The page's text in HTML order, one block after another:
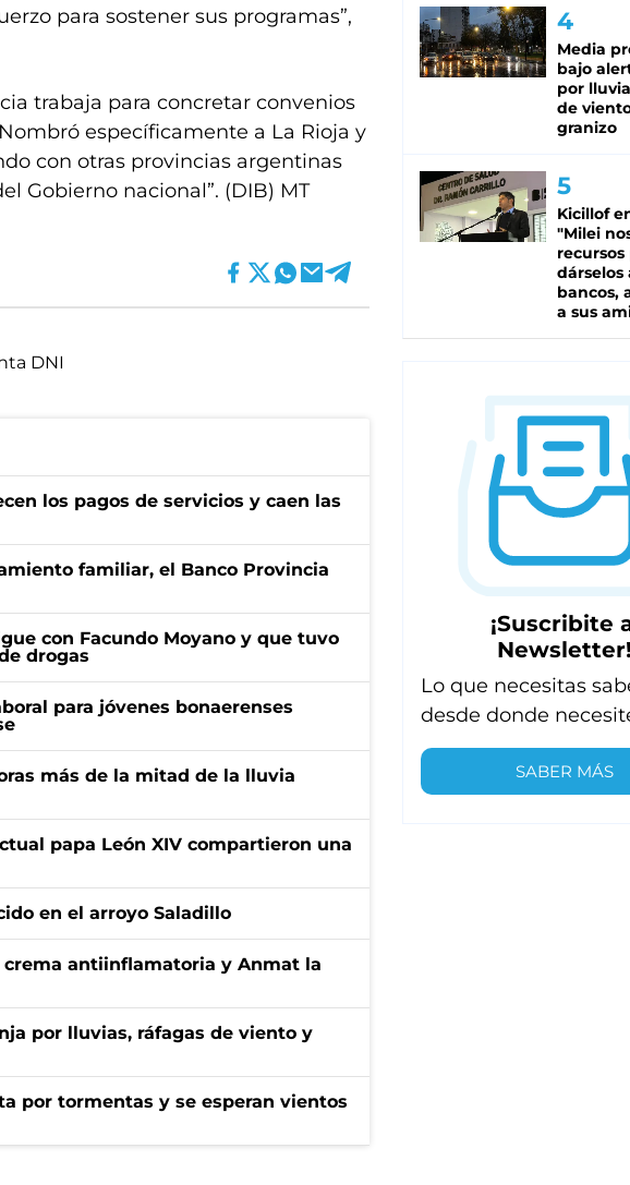
para sostener sus programas”,
trabaja para concretar convenios
específicamente a La Rioja y
con otras provincias argentinas
Gobierno nacional”. (DIB) MT
DNI
los pagos de servicios y caen las
familiar, el Banco Provincia
con Facundo Moyano y que tuvo
drogas
para jóvenes bonaerenses
más de la mitad de la lluvia
papa León XIV compartieron una
en el arroyo Saladillo
antiinflamatoria y Anmat la
por lluvias, ráfagas de viento y
por tormentas y se esperan vientos
Media
bajo
por
de
granizo
Kicillof
"Milei
recursos
dárselos
bancos,
a sus
¡Suscribite
Newsletter!
Lo que necesitas
desde donde
SABER MÁS